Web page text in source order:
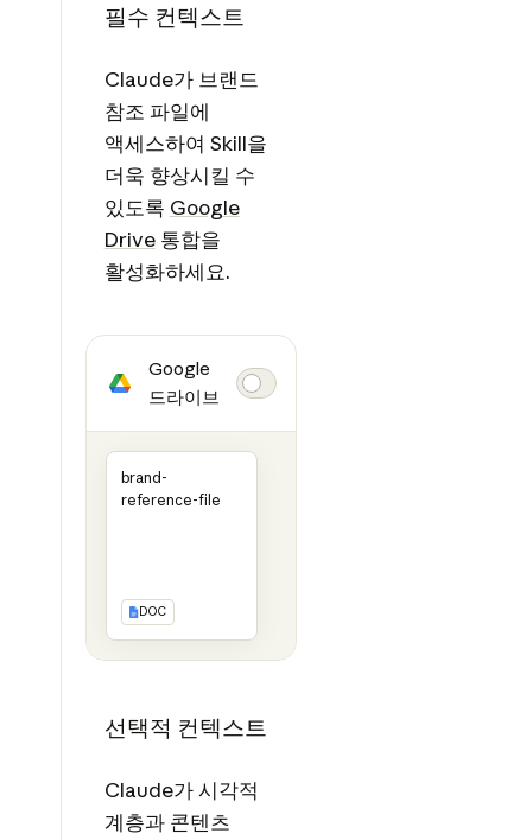
필수 컨텍스트
Claude가 브랜드
참조 파일에
액세스하여 Skill을
더욱 향상시킬 수
있도록 Google
Drive통합을
활성화하세요.
Google
드라이브
brand-
reference-file
DOC
선택적 컨텍스트
Claude가 시각적
계층과 콘텐츠